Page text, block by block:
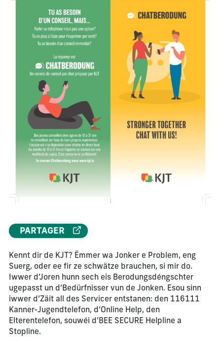
Kennt dir de KJT? Ëmmer wa Jonker e Problem, eng
Suerg, oder ee fir ze schwätze brauchen, si mir do.
Iwwer d’Joren hunn sech eis Berodungsdéngschter
ugepasst un d’Bedürfnisser vun de Jonken. Esou sinn
iwwer d’Zäit all des Servicer entstanen: den 116111
Kanner-Jugendtelefon, d’Online Help, den
Elterentelefon, souwéi d’BEE SECURE Helpline a
Stopline.
PARTAGER